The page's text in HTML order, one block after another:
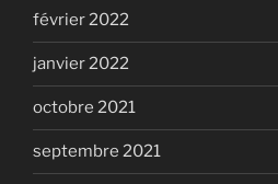
février 2022
janvier 2022
octobre 2021
septembre 2021